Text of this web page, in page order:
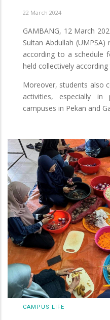
22 March 2024
GAMBANG, 12 March
Sultan Abdullah
according to a schedule
held collectively
Moreover, students also
activities, especially
campuses in Pekan and
CAMPUS LIFE